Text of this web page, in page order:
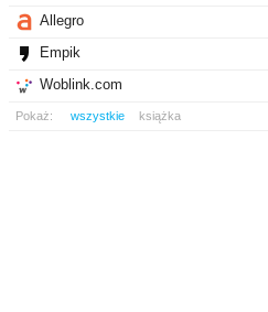
Allegro
Empik
Woblink.com
Pokaż: wszystkie książka